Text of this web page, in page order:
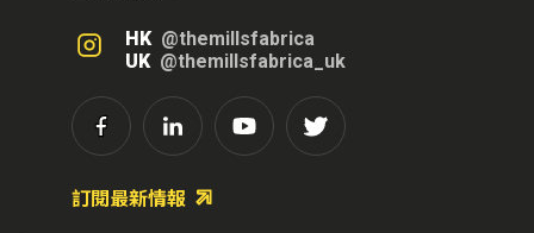
HK @themillsfabrica
UK @themillsfabrica_uk
訂閱最新情報